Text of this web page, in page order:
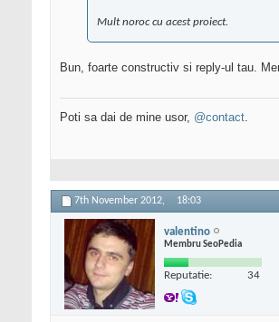
Mult noroc cu acest proiect.
Bun, foarte constructiv si reply-ul tau.
Poti sa dai de mine usor, @contact.
7th November 2012, 18:03
valentino
Membru SeoPedia
Reputatie: 34